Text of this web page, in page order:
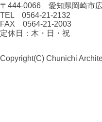
〒444-0066 愛知県岡崎市
TEL 0564-21-2132
FAX 0564-21-2003
定休日：木・日・祝
Copyright(C) Chunichi